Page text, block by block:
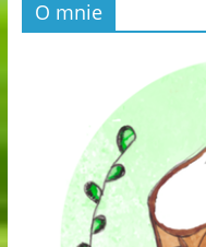
O mnie